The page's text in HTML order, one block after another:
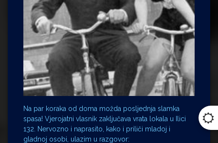
Na par koraka od doma možda posljednja slamka
spasa! Vjerojatni vlasnik zaključava vrata lokala u Ilici
132. Nervozno i naprasito, kako i priliči mladoj i
gladnoj osobi, ulazim u razgovor: